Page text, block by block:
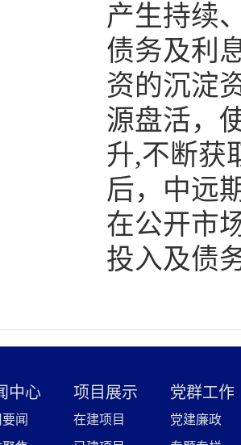
产生持续
债务及利
资的沉淀
源盘活，
升,不断获
后，中远
在公开市
投入及债
中心
闻
项目展示
在建项目
党群工作
党建廉政